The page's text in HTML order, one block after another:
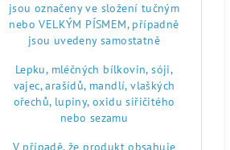
jsou označeny ve složení tučným
nebo VELKÝM PÍSMEM, případně
jsou uvedeny samostatně
Lepku, mléčných bílkovin, sóji,
vajec, arašídů, mandlí, vlaškých
ořechů, lupiny, oxidu siřičitého
nebo sezamu
V případě, že produkt obsahuje